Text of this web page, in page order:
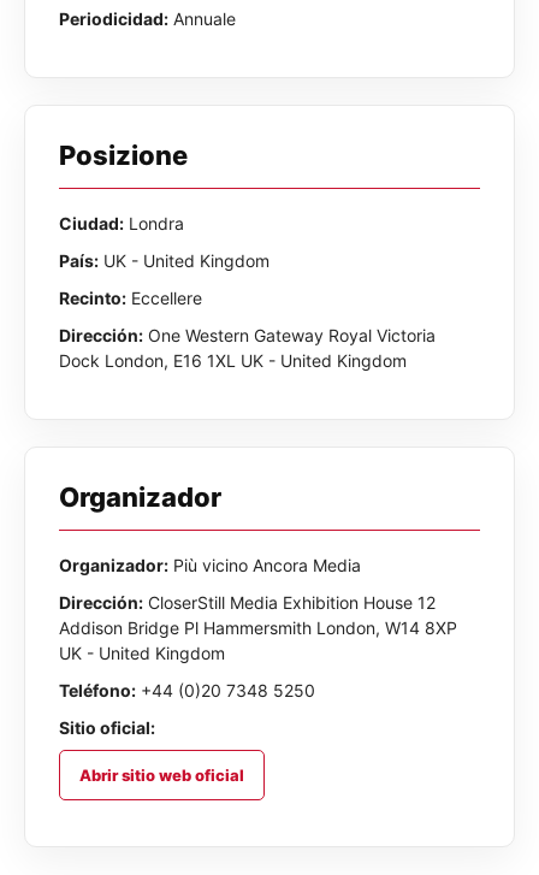
Periodicidad: Annuale
Posizione
Ciudad: Londra
País: UK - United Kingdom
Recinto: Eccellere
Dirección: One Western Gateway Royal Victoria
Dock London, E16 1XL UK - United Kingdom
Organizador
Organizador: Più vicino Ancora Media
Dirección: CloserStill Media Exhibition House 12
Addison Bridge Pl Hammersmith London, W14 8XP
UK - United Kingdom
Teléfono: +44 (0)20 7348 5250
Sitio oficial:
Abrir sitio web oficial